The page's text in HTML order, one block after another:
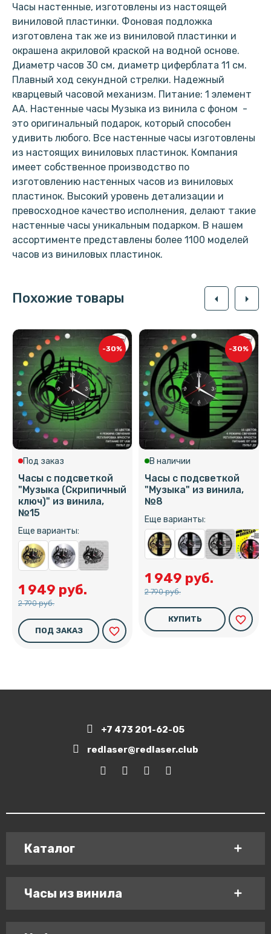
Часы настенные, изготовлены из настоящей
виниловой пластинки. Фоновая подложка
изготовлена так же из виниловой пластинки и
окрашена акриловой краской на водной основе.
Диаметр часов 30 см, диаметр циферблата 11 см.
Плавный ход секундной стрелки. Надежный
кварцевый часовой механизм. Питание: 1 элемент
АА. Настенные часы Музыка из винила с фоном -
это оригинальный подарок, который способен
удивить любого. Все настенные часы изготовлены
из настоящих виниловых пластинок. Компания
имеет собственное производство по
изготовлению настенных часов из виниловых
пластинок. Высокий уровень детализации и
превосходное качество исполнения, делают такие
настенные часы уникальным подарком. В нашем
ассортименте представлены более 1100 моделей
часов из виниловых пластинок.
Похожие товары arrow_left arrow_right
-30%
Под заказ
Часы с подсветкой
"Музыка (Скрипичный
ключ)" из винила,
№15
Еще варианты:
1 949 руб.
2 790 руб.
ПОД ЗАКАЗ favorite_border
-30%
В наличии
Часы с подсветкой
"Музыка" из винила,
№8
Еще варианты:
1 949 руб.
2 790 руб.
КУПИТЬ favorite_border
+7 473 201-62-05
redlaser@redlaser.club
Каталог
Часы из винила